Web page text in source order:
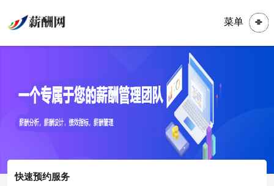
菜单
快速预约服务